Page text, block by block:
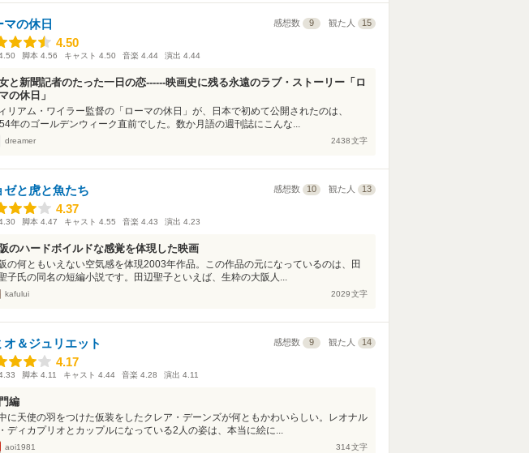
マの休日 感想数 9 観た人 15
4.50
4.50
脚本 4.56 キャスト 4.50 音楽 4.44 演出 4.44
と新聞記者のたった一日の恋------映画史に残る永遠のラブ・ストーリー「ロ
の休日」
リアム・ワイラー監督の「ローマの休日」が、日本で初めて公開されたのは、
年のゴールデンウィーク直前でした。数か月語の週刊誌にこんな...
dreamer 2438文字
ゼと虎と魚たち 感想数 10 観た人 13
4.37
4.37
脚本 4.47 キャスト 4.55 音楽 4.43 演出 4.23
のハードボイルドな感覚を体現した映画
の何ともいえない空気感を体現2003年作品。この作品の元になっているのは、田
子氏の同名の短編小説です。田辺聖子といえば、生粋の大阪人...
kafului 2029文字
オ＆ジュリエット 感想数 9 観た人 14
4.17
4.17
脚本 4.11 キャスト 4.44 音楽 4.28 演出 4.11
編
に天使の羽をつけた仮装をしたクレア・デーンズが何ともかわいらしい。レオナル
ディカプリオとカップルになっている2人の姿は、本当に絵に...
aoi1981 314文字